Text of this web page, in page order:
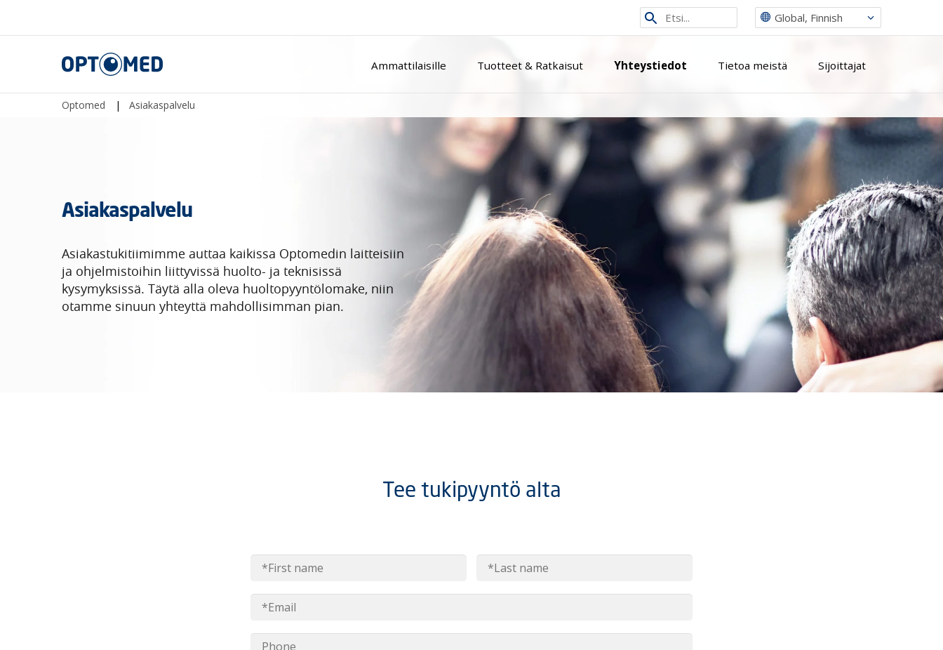
Etsi
sivustolta
Global, Finnish
Optomed
Ammattilaisille Tuotteet & Ratkaisut Yhteystiedot Tietoa meistä Sijoittajat
Optomed | Asiakaspalvelu
Asiakaspalvelu
Asiakastukitiimimme auttaa kaikissa Optomedin laitteisiin
ja ohjelmistoihin liittyvissä huolto- ja teknisissä
kysymyksissä. Täytä alla oleva huoltopyyntölomake, niin
otamme sinuun yhteyttä mahdollisimman pian.
Tee tukipyyntö alta